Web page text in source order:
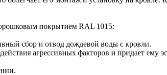
покрытием RAL 1015:
сбор и отвод дождевой воды с кровли.
агрессивных факторов и придает ему